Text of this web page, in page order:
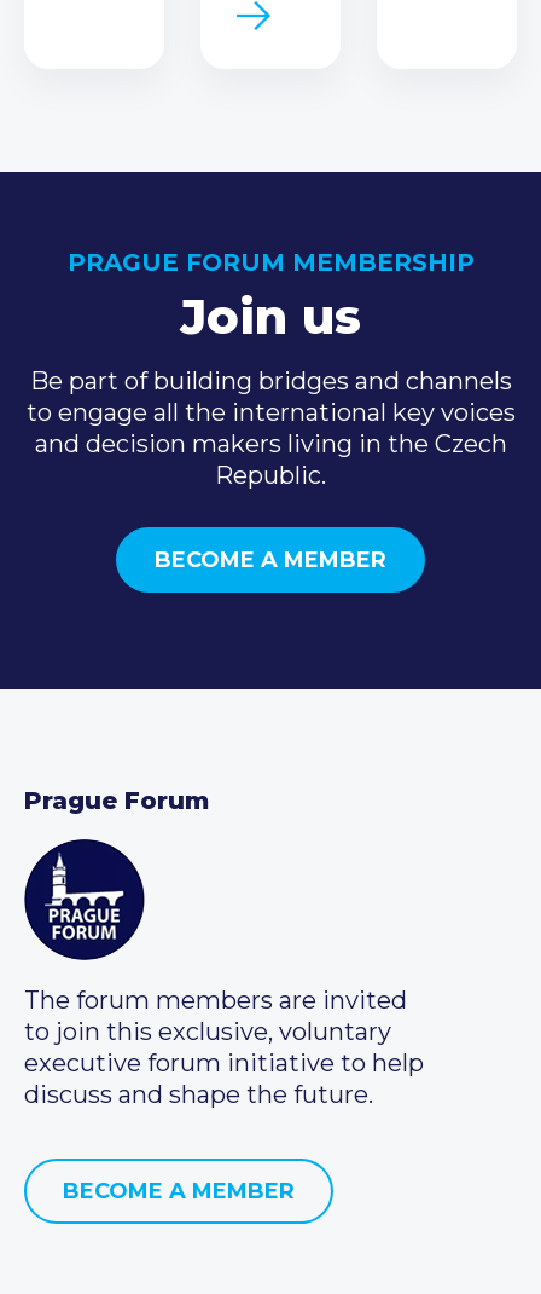
PRAGUE FORUM MEMBERSHIP
Join us
Be part of building bridges and channels
to engage all the international key voices
and decision makers living in the Czech
Republic.
BECOME A MEMBER
Prague Forum
The forum members are invited
to join this exclusive, voluntary
executive forum initiative to help
discuss and shape the future.
BECOME A MEMBER